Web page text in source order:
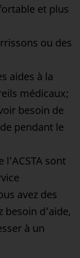
et plus
ou des
aides à la
médicaux;
besoin de
pendant le
sont
avez des
besoin d’aide,
à un